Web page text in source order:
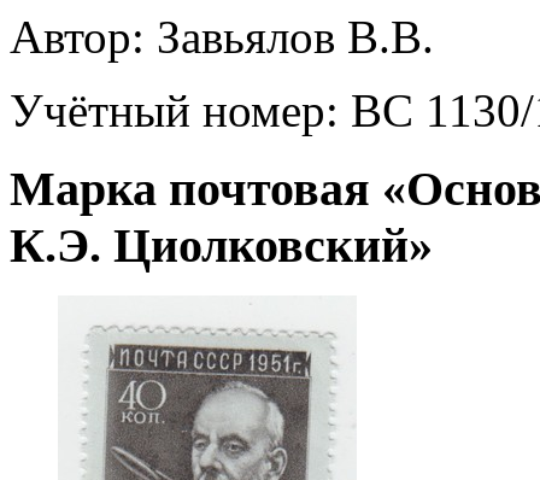
Автор: Завьялов В.В.
Учётный номер: ВС
Марка почтовая
К.Э. Циолковский»